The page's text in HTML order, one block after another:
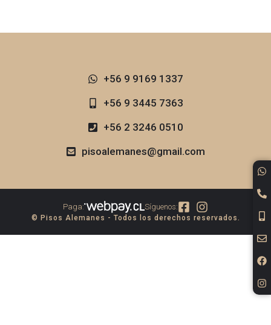
+56 9 9169 1337​
+56 9 3445 7363
+56 2 3246 0510
pisoalemanes@gmail.com
Paga: Síguenos:
© Pisos Alemanes - Todos los derechos reservados.